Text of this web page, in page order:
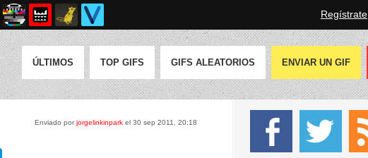
Regístrate
ÚLTIMOS TOP GIFS GIFS ALEATORIOS ENVIAR UN GIF
Enviado porjorgelinkinpark el 30 sep 2011, 20:18